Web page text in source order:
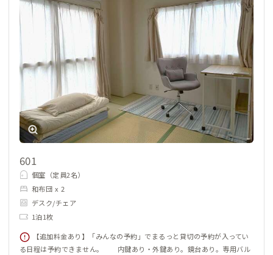
601
個室（定員2名）
和布団 x 2
デスク/チェア
1泊1枚
【追加料金あり】「みんなの予約」でまるっと貸切の予約が入ってい
る日程は予約できません。 内鍵あり・外鍵あり。鏡台あり。専用バル